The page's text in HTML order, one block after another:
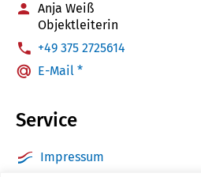
Anja Weiß
Objektleiterin
:+49 375 2725614
E-Mail *
Service
Impressum